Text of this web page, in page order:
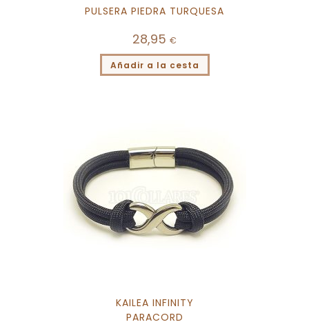
PULSERA PIEDRA TURQUESA
28,95 €
Añadir a la cesta
KAILEA INFINITY
PARACORD